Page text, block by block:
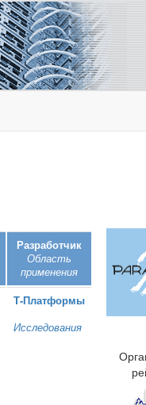
Разработчик
Область
применения
Т‑Платформы
Исследования